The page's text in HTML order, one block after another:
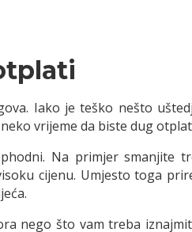
Iako je teško nešto
vrijeme da biste dug
Na primjer smanjite
cijenu. Umjesto toga
nego što vam treba